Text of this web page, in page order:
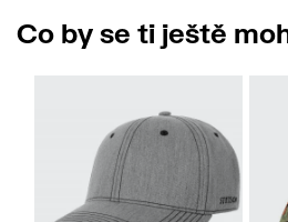
Co by se ti ještě